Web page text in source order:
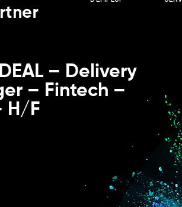
– Delivery
– Fintech –
H/F